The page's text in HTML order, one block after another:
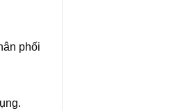
phối